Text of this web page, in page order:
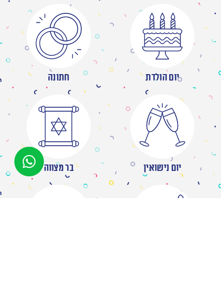
יום הולדת חתונה
יום נישואין בר מצווה